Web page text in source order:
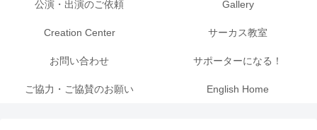
公演・出演のご依頼 Gallery
Creation Center サーカス教室
お問い合わせ サポーターになる！
ご協力・ご協賛のお願い English Home